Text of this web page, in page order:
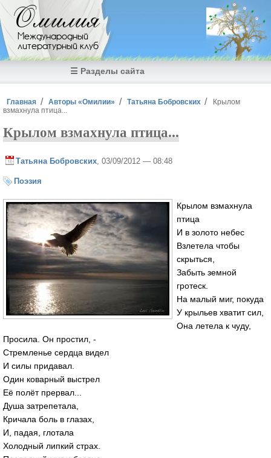
Перейти к основному содержанию
Омилия
Международный
литературный клуб
☰ Разделы сайта
Вы здесь
Главная Авторы «Омилии» Татьяна Бобровских
Крылом
взмахнула птица...
Крылом взмахнула птица...
Татьяна Бобровских , 03/09/2012 — 08:48
Поэзия
Крылом взмахнула
птица
И в золото небес
Взлетела чтобы
скрыться,
Забыть земной
гротеск.
На малый миг, покуда
У крыльев хватит сил,
Она летела к чуду,
Просила. Он простил, -
Стремленье сердца видел
И силы придавал.
Один коварный выстрел
Её полёт прервал...
Душа затрепетала,
Кричала боль в глазах,
И, падая, глотала
Холодный липкий страх.